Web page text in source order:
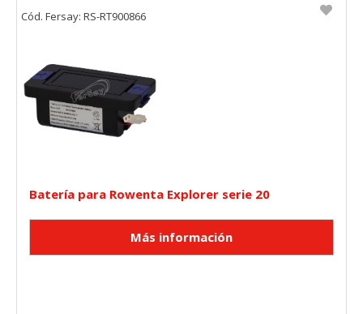
Batería para Rowenta Explorer serie 20
Cód. Fersay: RS-RT900866